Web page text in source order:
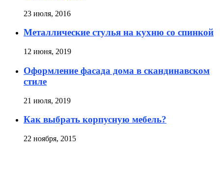
23 июля, 2016
Металлические стулья на кухню со спинкой
12 июня, 2019
Оформление фасада дома в скандинавском
стиле
21 июля, 2019
Как выбрать корпусную мебель?
22 ноября, 2015